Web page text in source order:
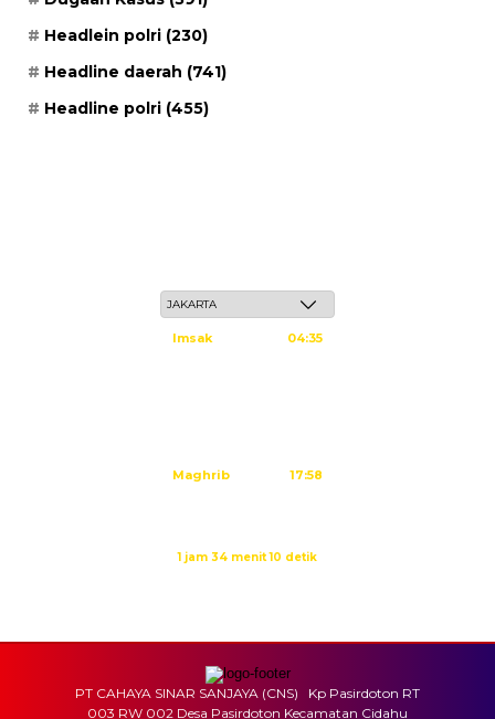
Headlein polri (230)
Headline daerah (741)
Headline polri (455)
Imsak 04:35
Maghrib 17:58
1 jam 34 menit 9 detik
PT CAHAYA SINAR SANJAYA (CNS) Kp Pasirdoton RT
003 RW 002 Desa Pasirdoton Kecamatan Cidahu